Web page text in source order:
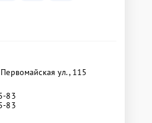
ул., 115
83
83